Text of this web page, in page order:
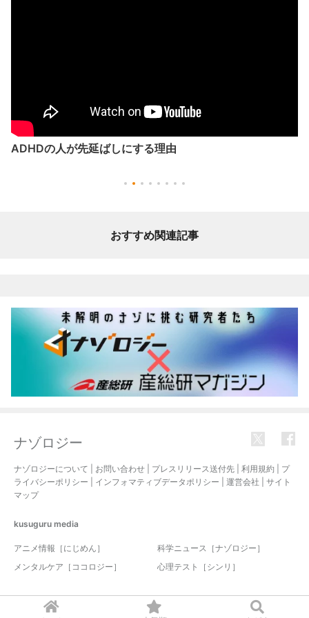
ADHDの人が先延ばしにする理由
おすすめ関連記事
ナゾロジー
ナゾロジーについて お問い合わせ プレスリリース送付先 利用規約
プ
ライバシーポリシー
インフォマティブデータポリシー 運営会社
サイト
マップ
kusuguru media
アニメ情報［にじめん］
科学ニュース［ナゾロジー］
メンタルケア［ココロジー］
心理テスト［シンリ］
© 2017-2026 nazology. all rights reserved.